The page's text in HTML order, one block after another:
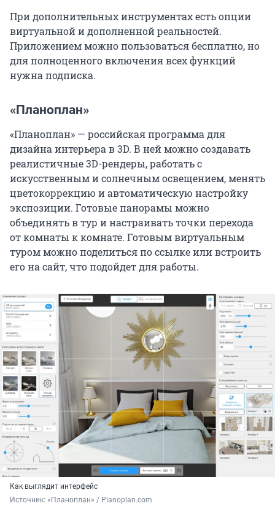
При дополнительных инструментах есть опции
виртуальной и дополненной реальностей.
Приложением можно пользоваться бесплатно, но
для полноценного включения всех функций
нужна подписка.
«Планоплан»
«Планоплан» — российская программа для
дизайна интерьера в 3D. В ней можно создавать
реалистичные 3D-рендеры, работать с
искусственным и солнечным освещением, менять
цветокоррекцию и автоматическую настройку
экспозиции. Готовые панорамы можно
объединять в тур и настраивать точки перехода
от комнаты к комнате. Готовым виртуальным
туром можно поделиться по ссылке или встроить
его на сайт, что подойдет для работы.
Как выглядит интерфейс
Источник: «Планоплан» / Planoplan.com